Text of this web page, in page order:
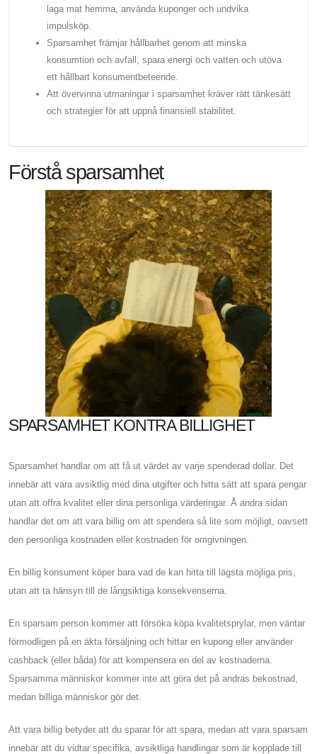
laga mat hemma, använda kuponger och undvika
impulsköp.
Sparsamhet främjar hållbarhet genom att minska
konsumtion och avfall, spara energi och vatten och utöva
ett hållbart konsumentbeteende.
Att övervinna utmaningar i sparsamhet kräver rätt tänkesätt
och strategier för att uppnå finansiell stabilitet.
Förstå sparsamhet
SPARSAMHET KONTRA BILLIGHET
Sparsamhet handlar om att få ut värdet av varje spenderad dollar. Det
innebär att vara avsiktlig med dina utgifter och hitta sätt att spara pengar
utan att offra kvalitet eller dina personliga värderingar. Å andra sidan
handlar det om att vara billig om att spendera så lite som möjligt, oavsett
den personliga kostnaden eller kostnaden för omgivningen.
En billig konsument köper bara vad de kan hitta till lägsta möjliga pris,
utan att ta hänsyn till de långsiktiga konsekvenserna.
En sparsam person kommer att försöka köpa kvalitetsprylar, men väntar
förmodligen på en äkta försäljning och hittar en kupong eller använder
cashback (eller båda) för att kompensera en del av kostnaderna.
Sparsamma människor kommer inte att göra det på andras bekostnad,
medan billiga människor gör det.
Att vara billig betyder att du sparar för att spara, medan att vara sparsam
innebär att du vidtar specifika, avsiktliga handlingar som är kopplade till